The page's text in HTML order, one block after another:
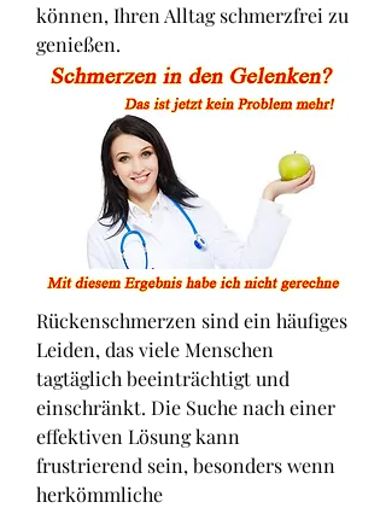
können, Ihren Alltag schmerzfrei zu
genießen.
Rückenschmerzen sind ein häufiges
Leiden, das viele Menschen
tagtäglich beeinträchtigt und
einschränkt. Die Suche nach einer
effektiven Lösung kann
frustrierend sein, besonders wenn
herkömmliche